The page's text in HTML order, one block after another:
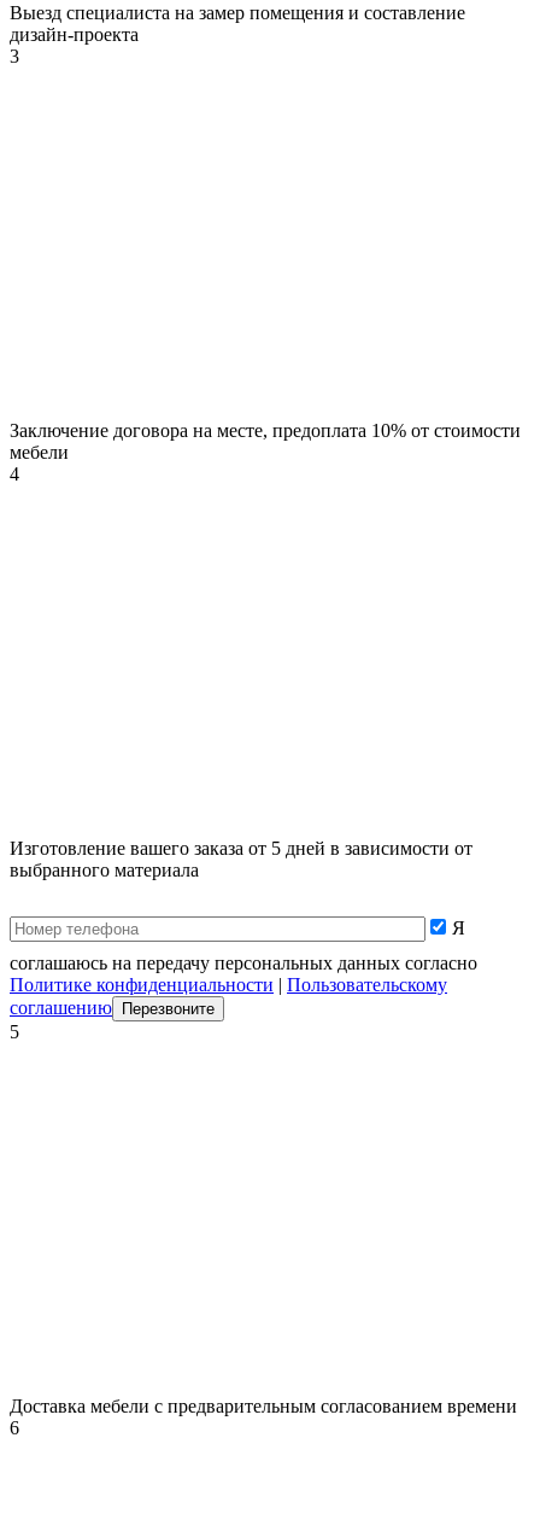
Выезд специалиста на замер помещения и составление
дизайн-проекта
3
Заключение договора на месте, предоплата 10% от стоимости
мебели
4
Изготовление вашего заказа от 5 дней в зависимости от
выбранного материала
Я
соглашаюсь на передачу персональных данных согласно
Политике конфиденциальности | Пользовательскому
соглашению
5
Доставка мебели с предварительным согласованием времени
6